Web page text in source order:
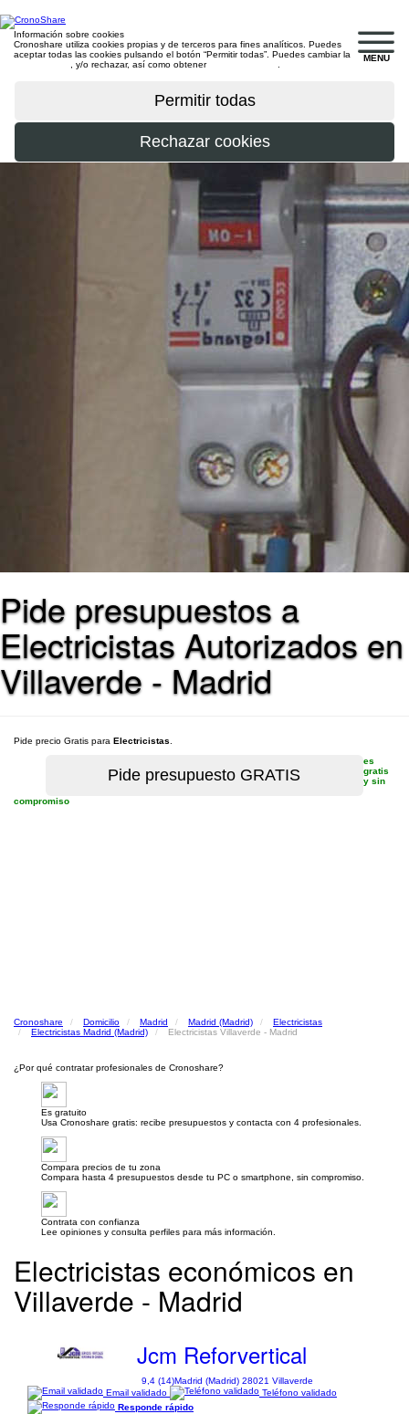
MENU
Información sobre cookies
Cronoshare utiliza cookies propias y de terceros para fines analíticos. Puedes
aceptar todas las cookies pulsando el botón “Permitir todas”. Puedes cambiar la
, y/o rechazar, así como obtener
Pide presupuestos a
Electricistas Autorizados en
Villaverde - Madrid
Pide precio Gratis para Electricistas
es
gratis
y sin
compromiso
Cronoshare Domicilio Madrid Madrid (Madrid)
Electricistas
Electricistas Madrid (Madrid)
Electricistas Villaverde - Madrid
¿Por qué contratar profesionales de Cronoshare?
Es gratuito
Usa Cronoshare gratis: recibe presupuestos y contacta con 4 profesionales.
Compara precios de tu zona
Compara hasta 4 presupuestos desde tu PC o smartphone, sin compromiso.
Contrata con confianza
Lee opiniones y consulta perfiles para más información.
Electricistas económicos en
Villaverde - Madrid
Jcm Reforvertical
9,4 (14)Madrid (Madrid) 28021 Villaverde
Email validado
Teléfono validado
Responde rápido